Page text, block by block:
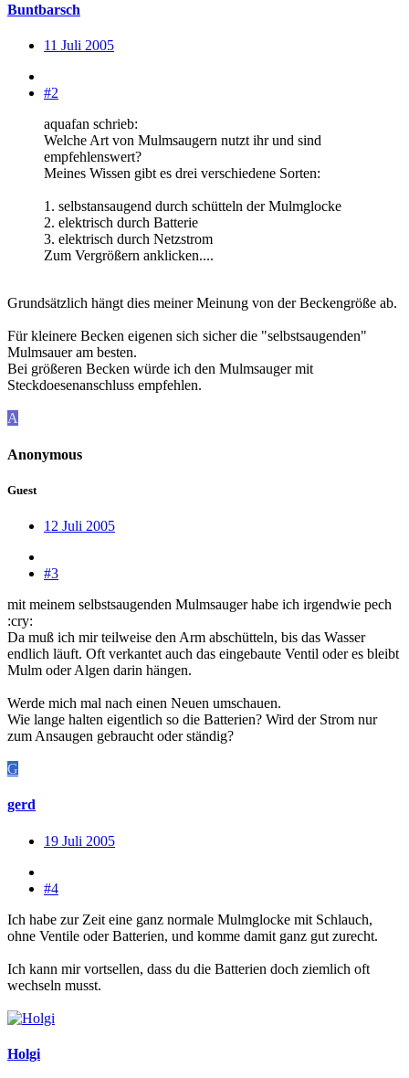
Buntbarsch
11 Juli 2005
#2
aquafan schrieb:
Welche Art von Mulmsaugern nutzt ihr und sind
empfehlenswert?
Meines Wissen gibt es drei verschiedene Sorten:
1. selbstansaugend durch schütteln der Mulmglocke
2. elektrisch durch Batterie
3. elektrisch durch Netzstrom
Zum Vergrößern anklicken....
Grundsätzlich hängt dies meiner Meinung von der Beckengröße ab.
Für kleinere Becken eigenen sich sicher die "selbstsaugenden"
Mulmsauer am besten.
Bei größeren Becken würde ich den Mulmsauger mit
Steckdoesenanschluss empfehlen.
A
Anonymous
Guest
12 Juli 2005
#3
mit meinem selbstsaugenden Mulmsauger habe ich irgendwie pech
:cry:
Da muß ich mir teilweise den Arm abschütteln, bis das Wasser
endlich läuft. Oft verkantet auch das eingebaute Ventil oder es bleibt
Mulm oder Algen darin hängen.
Werde mich mal nach einen Neuen umschauen.
Wie lange halten eigentlich so die Batterien? Wird der Strom nur
zum Ansaugen gebraucht oder ständig?
G
gerd
19 Juli 2005
#4
Ich habe zur Zeit eine ganz normale Mulmglocke mit Schlauch,
ohne Ventile oder Batterien, und komme damit ganz gut zurecht.
Ich kann mir vortsellen, dass du die Batterien doch ziemlich oft
wechseln musst.
Holgi